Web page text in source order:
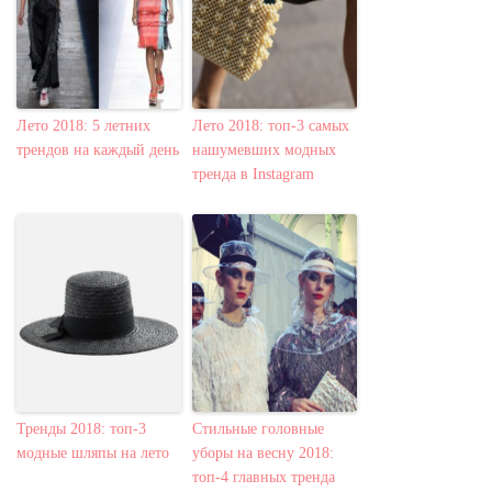
Лето 2018: 5 летних
трендов на каждый день
Лето 2018: топ-3 самых
нашумевших модных
тренда в Instagram
Тренды 2018: топ-3
модные шляпы на лето
Стильные головные
уборы на весну 2018:
топ-4 главных тренда